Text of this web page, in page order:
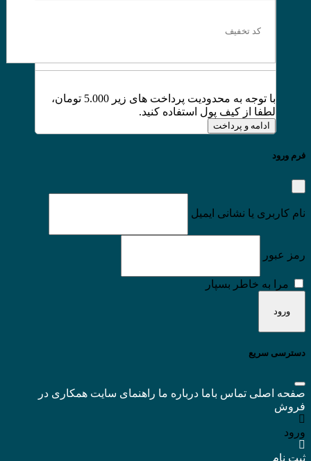
با توجه به محدودیت پرداخت های زیر 5.000 تومان،
لطفا از کیف پول استفاده کنید.
ادامه و پرداخت
فرم ورود
نام کاربری یا نشانی ایمیل
رمز عبور
مرا به خاطر بسپار
دسترسی سریع
صفحه اصلی تماس باما درباره ما راهنمای سایت همکاری در
فروش
ورود
ثبت نام